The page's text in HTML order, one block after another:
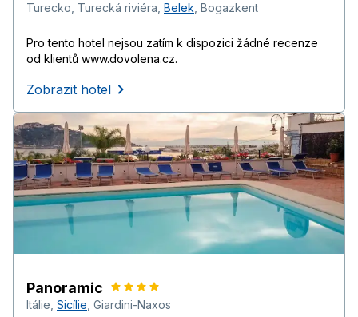
Turecko Turecká riviéra Belek Bogazkent
Pro tento hotel nejsou zatím k dispozici žádné recenze
od klientů www.dovolena.cz.
Zobrazit hotel
Panoramic
Itálie Sicílie Giardini-Naxos